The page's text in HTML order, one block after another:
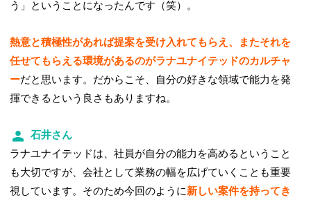
う」ということになったんです（笑）。
熱意と積極性があれば提案を受け入れてもらえ、またそれを
任せてもらえる環境があるのがラナユナイテッドのカルチャ
ーだと思います。だからこそ、自分の好きな領域で能力を発
揮できるという良さもありますね。
石井さん
ラナユナイテッドは、社員が自分の能力を高めるということ
も大切ですが、会社として業務の幅を広げていくことも重要
視しています。そのため今回のように新しい案件を持ってき